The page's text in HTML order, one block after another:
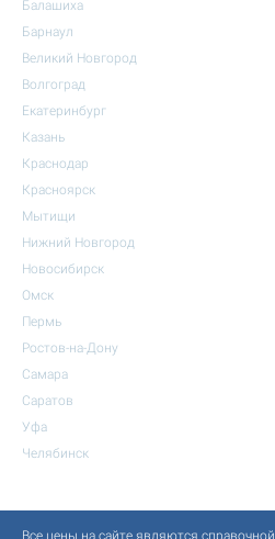
Балашиха
Барнаул
Великий Новгород
Волгоград
Екатеринбург
Казань
Краснодар
Красноярск
Мытищи
Нижний Новгород
Новосибирск
Омск
Пермь
Ростов-на-Дону
Самара
Саратов
Уфа
Челябинск
Все цены на сайте являются